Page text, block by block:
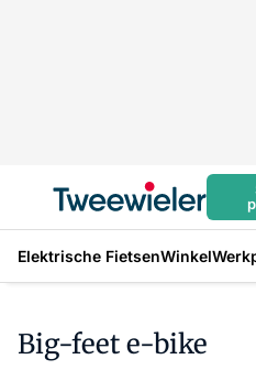
Elektrische FietsenWinkel
Big-feet e-bike